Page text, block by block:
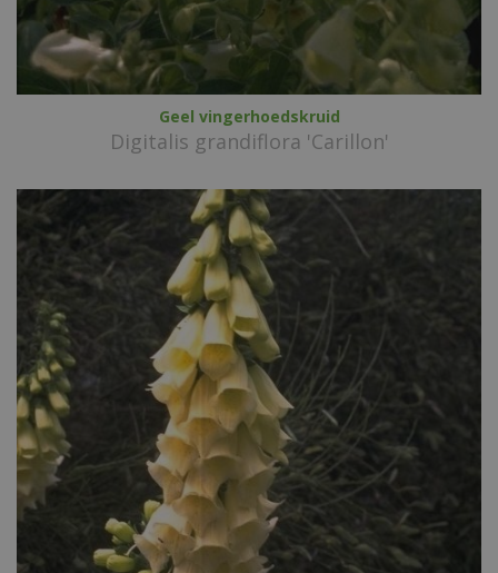
Geel vingerhoedskruid
Digitalis grandiflora 'Carillon'